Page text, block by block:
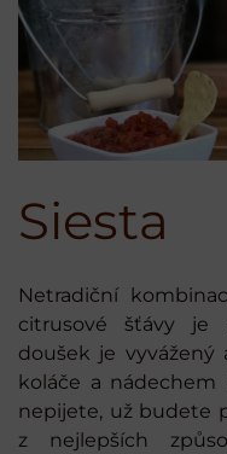
Siesta
Netradiční
citrusové šťávy je
doušek je vyvážený
koláče a
nepijete, už budete
z nejlepších